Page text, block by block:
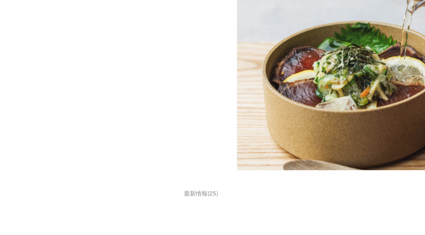
最新情報(25)